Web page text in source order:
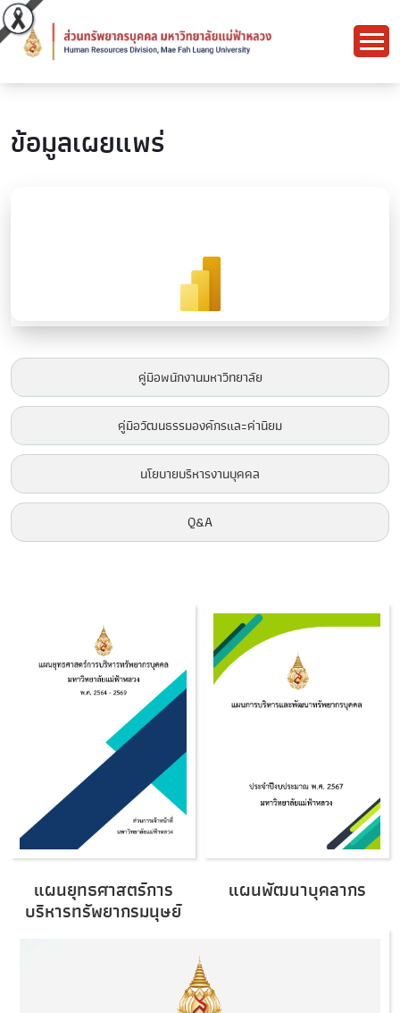
ข้อมูลเผยแพร่
คู่มือพนักงานมหาวิทยาลัย
คู่มือวัฒนธรรมองค์กรและค่านิยม
นโยบายบริหารงานบุคคล
Q&A
แผนยุทธศาสตร์การ
บริหารทรัพยากรมนุษย์
แผนพัฒนาบุคลากร